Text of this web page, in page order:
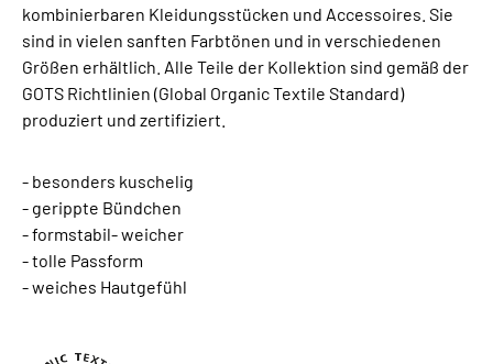
kombinierbaren Kleidungsstücken und Accessoires. Sie
sind in vielen sanften Farbtönen und in verschiedenen
Größen erhältlich. Alle Teile der Kollektion sind gemäß der
GOTS Richtlinien (Global Organic Textile Standard)
produziert und zertifiziert.
- besonders kuschelig
- gerippte Bündchen
- formstabil- weicher
- tolle Passform
- weiches Hautgefühl